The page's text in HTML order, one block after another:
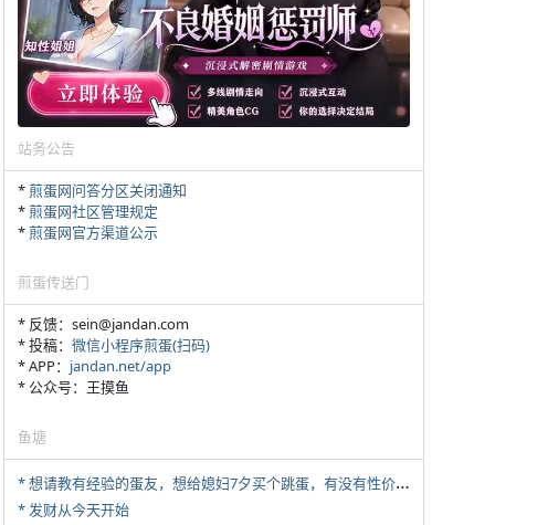
站务公告
*煎蛋网问答分区关闭通知
*煎蛋网社区管理规定
*煎蛋网官方渠道公示
煎蛋传送门
* 反馈：sein@jandan.com
* 投稿： 微信小程序煎蛋(扫码)
* APP： jandan.net/app
* 公众号：王摸鱼
鱼塘
*
想请教有经验的蛋友，想给媳妇7夕买个跳蛋，有没有性价比高的推荐
* 发财从今天开始